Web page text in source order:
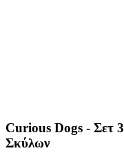
Curious Dogs - Σετ
Σκύλων